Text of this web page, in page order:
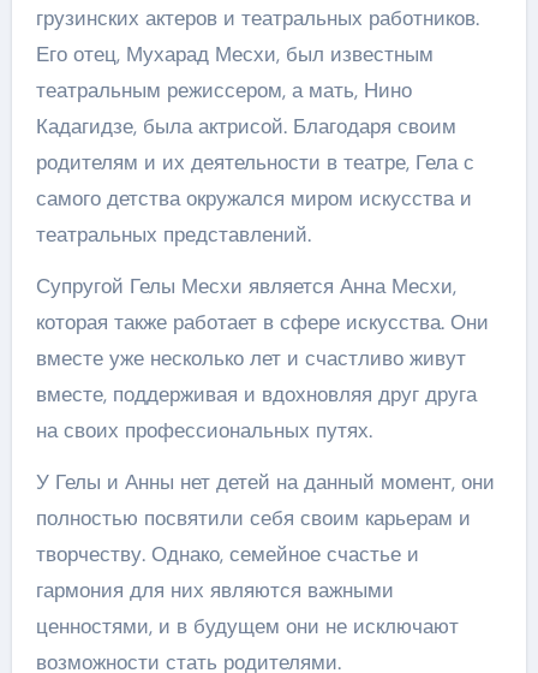
грузинских актеров и театральных работников.
Его отец, Мухарад Месхи, был известным
театральным режиссером, а мать, Нино
Кадагидзе, была актрисой. Благодаря своим
родителям и их деятельности в театре, Гела с
самого детства окружался миром искусства и
театральных представлений.
Супругой Гелы Месхи является Анна Месхи,
которая также работает в сфере искусства. Они
вместе уже несколько лет и счастливо живут
вместе, поддерживая и вдохновляя друг друга
на своих профессиональных путях.
У Гелы и Анны нет детей на данный момент, они
полностью посвятили себя своим карьерам и
творчеству. Однако, семейное счастье и
гармония для них являются важными
ценностями, и в будущем они не исключают
возможности стать родителями.